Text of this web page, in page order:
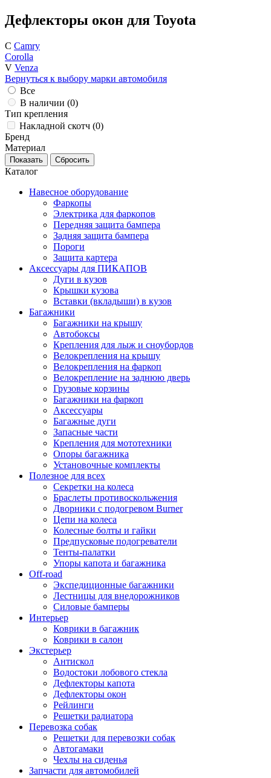
Дефлекторы окон для Toyota
C Camry
Corolla
V Venza
Вернуться к выбору марки автомобиля
Все
В наличии (0)
Тип крепления
Накладной скотч (0)
Бренд
Материал
Каталог
Навесное оборудование
Фаркопы
Электрика для фаркопов
Передняя защита бампера
Задняя защита бампера
Пороги
Защита картера
Аксессуары для ПИКАПОВ
Дуги в кузов
Крышки кузова
Вставки (вкладыши) в кузов
Багажники
Багажники на крышу
Автобоксы
Крепления для лыж и сноубордов
Велокрепления на крышу
Велокрепления на фаркоп
Велокрепление на заднюю дверь
Грузовые корзины
Багажники на фаркоп
Аксессуары
Багажные дуги
Запасные части
Крепления для мототехники
Опоры багажника
Установочные комплекты
Полезное для всех
Секретки на колеса
Браслеты противоскольжения
Дворники с подогревом Burner
Цепи на колеса
Колесные болты и гайки
Предпусковые подогреватели
Тенты-палатки
Упоры капота и багажника
Off-road
Экспедиционные багажники
Лестницы для внедорожников
Силовые бамперы
Интерьер
Коврики в багажник
Коврики в салон
Экстерьер
Антискол
Водостоки лобового стекла
Дефлекторы капота
Дефлекторы окон
Рейлинги
Решетки радиатора
Перевозка собак
Решетки для перевозки собак
Автогамаки
Чехлы на сиденья
Запчасти для автомобилей